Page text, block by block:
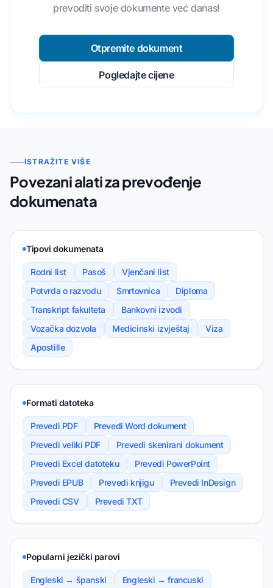
prevoditi svoje dokumente već danas!
Otpremite dokument
Pogledajte cijene
ISTRAŽITE VIŠE
Povezani alati za prevođenje
dokumenata
Tipovi dokumenata
Rodni list Pasoš
Vjenčani list
Potvrda o razvodu
Smrtovnica
Diploma
Transkript fakulteta
Bankovni izvodi
Vozačka dozvola
Medicinski izvještaj
Viza
Apostille
Formati datoteka
Prevedi PDF
Prevedi Word dokument
Prevedi veliki PDF
Prevedi skenirani dokument
Prevedi Excel datoteku
Prevedi PowerPoint
Prevedi EPUB
Prevedi knjigu
Prevedi InDesign
Prevedi CSV
Prevedi TXT
Popularni jezički parovi
Engleski → španski
Engleski → francuski